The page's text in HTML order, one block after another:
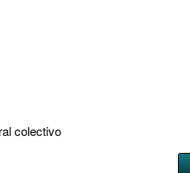
colectivo